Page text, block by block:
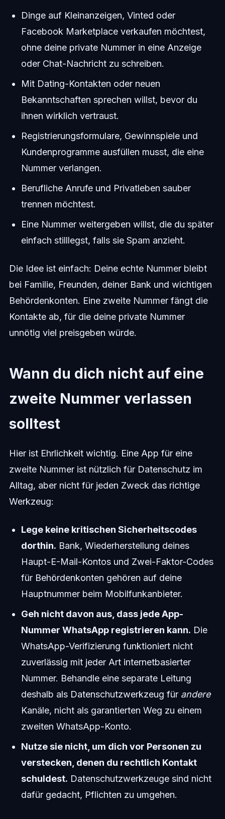
Dinge auf Kleinanzeigen, Vinted oder
Facebook Marketplace verkaufen möchtest,
ohne deine private Nummer in eine Anzeige
oder Chat-Nachricht zu schreiben.
Mit Dating-Kontakten oder neuen
Bekanntschaften sprechen willst, bevor du
ihnen wirklich vertraust.
Registrierungsformulare, Gewinnspiele und
Kundenprogramme ausfüllen musst, die eine
Nummer verlangen.
Berufliche Anrufe und Privatleben sauber
trennen möchtest.
Eine Nummer weitergeben willst, die du später
einfach stilllegst, falls sie Spam anzieht.
Die Idee ist einfach: Deine echte Nummer bleibt
bei Familie, Freunden, deiner Bank und wichtigen
Behördenkonten. Eine zweite Nummer fängt die
Kontakte ab, für die deine private Nummer
unnötig viel preisgeben würde.
Wann du dich nicht auf eine
zweite Nummer verlassen
solltest
Hier ist Ehrlichkeit wichtig. Eine App für eine
zweite Nummer ist nützlich für Datenschutz im
Alltag, aber nicht für jeden Zweck das richtige
Werkzeug:
Lege keine kritischen Sicherheitscodes
dorthin. Bank, Wiederherstellung deines
Haupt-E-Mail-Kontos und Zwei-Faktor-Codes
für Behördenkonten gehören auf deine
Hauptnummer beim Mobilfunkanbieter.
Geh nicht davon aus, dass jede App-
Nummer WhatsApp registrieren kann. Die
WhatsApp-Verifizierung funktioniert nicht
zuverlässig mit jeder Art internetbasierter
Nummer. Behandle eine separate Leitung
deshalb als Datenschutzwerkzeug für andere
Kanäle, nicht als garantierten Weg zu einem
zweiten WhatsApp-Konto.
Nutze sie nicht, um dich vor Personen zu
verstecken, denen du rechtlich Kontakt
schuldest. Datenschutzwerkzeuge sind nicht
dafür gedacht, Pflichten zu umgehen.